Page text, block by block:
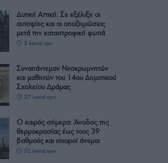
Δυτική Αττική: Σε εξέλιξη οι
αυτοψίες και οι αποζημιώσεις
μετά την καταστροφική φωτιά
2 λεπτά πριν
Συναπάντεμαν Νεοκρωμνητών
και μαθητών του 14ου Δημοτικού
Σχολείου Δράμας
27 λεπτά πριν
Ο καιρός σήμερα: Άνοδος της
θερμοκρασίας έως τους 39
βαθμούς και ισχυροί άνεμοι
52 λεπτά πριν